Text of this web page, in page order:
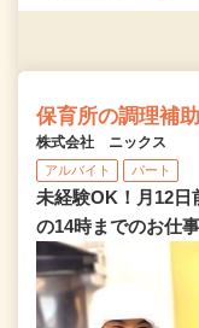
保育所の調理補
株式会社 ニックス
アルバイト パート
未経験OK！月12
の14時までのお仕